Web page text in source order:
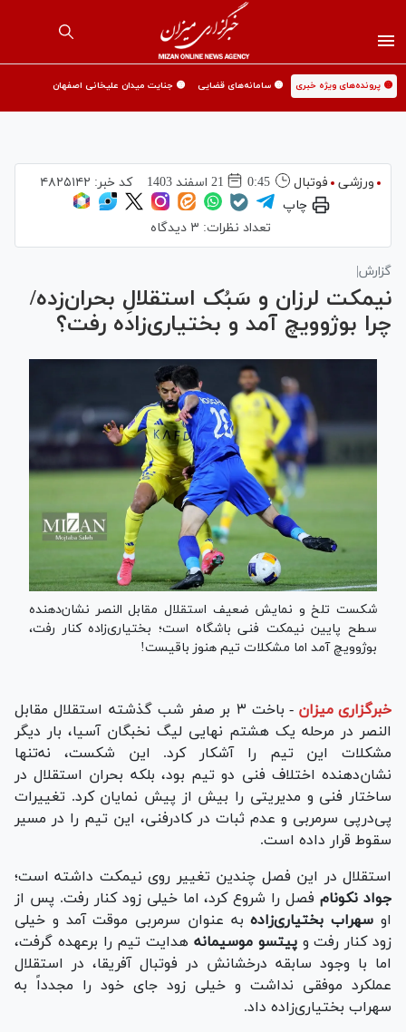
🟡 پرونده‌های ویژه خبری 🟡 سامانه‌های قضایی 🟡 جنایت میدان علیخانی اصفهان
ورزشی فوتبال 0:45 21 اسفند 1403 کد خبر: ۴۸۲۵۱۴۲
چاپ
تعداد نظرات: ۳ دیدگاه
گزارش|
نیمکت لرزان و سَبُک استقلالِ بحران‌زده/
چرا بوژوویچ آمد و بختیاری‌زاده رفت؟
شکست تلخ و نمایش ضعیف استقلال مقابل النصر نشان‌دهنده
سطح پایین نیمکت فنی باشگاه است؛ بختیاری‌زاده کنار رفت،
بوژوویچ آمد اما مشکلات تیم هنوز باقیست!
خبرگزاری میزان -
باخت ۳ بر صفر شب گذشته استقلال مقابل
النصر در مرحله یک هشتم نهایی لیگ نخبگان آسیا، بار دیگر
مشکلات این تیم را آشکار کرد. این شکست، نه‌تنها
نشان‌دهنده اختلاف فنی دو تیم بود، بلکه بحران استقلال در
ساختار فنی و مدیریتی را بیش از پیش نمایان کرد. تغییرات
پی‌درپی سرمربی و عدم ثبات در کادرفنی، این تیم را در مسیر
سقوط قرار داده است.
استقلال در این فصل چندین تغییر روی نیمکت داشته است؛
جواد نکونامفصل را شروع کرد، اما خیلی زود کنار رفت. پس از
او سهراب بختیاری‌زادهبه عنوان سرمربی موقت آمد و خیلی
زود کنار رفت وپیتسو موسیمانه هدایت تیم را برعهده گرفت،
اما با وجود سابقه درخشانش در فوتبال آفریقا، در استقلال
عملکرد موفقی نداشت و خیلی زود جای خود را مجدداً به
سهراب بختیاری‌زاده داد.